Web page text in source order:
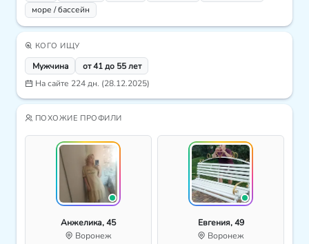
море / бассейн
КОГО ИЩУ
Мужчина
от 41 до 55 лет
На сайте 224 дн. (28.12.2025)
ПОХОЖИЕ ПРОФИЛИ
Анжелика, 45
Воронеж
Евгения, 49
Воронеж